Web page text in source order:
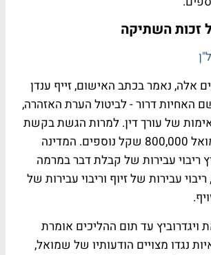
זכות השתיקה
אלה, נאמר בכתב האישום, זייף ענדן
האחיות דרור - לביטול הערת האזהרה,
של עורך דין. למרות הגשת בקשת
הביטול, העביר שמואל 800,000 שקל נוספים. המדינה
ריבוי עבירות של קבלת דבר במרמה
עבירות של זיוף וריבוי עבירות של
עד תום ההליכים אומרת
נגדו מצויים הודעותיו של שמואל,